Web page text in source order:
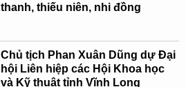
thanh, thiếu niên, nhi đồng
Chủ tịch Phan Xuân Dũng dự Đại
hội Liên hiệp các Hội Khoa học
và Kỹ thuật tỉnh Vĩnh Long